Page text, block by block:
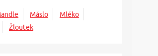
Máslo
Mléko
Žloutek